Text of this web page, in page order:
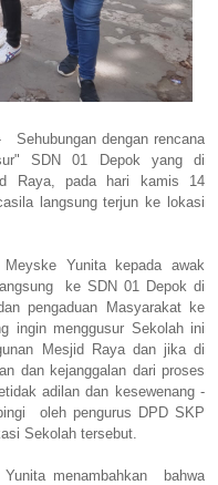
Sehubungan dengan rencana
SDN 01 Depok yang di
Raya, pada hari kamis 14
langsung terjun ke lokasi
Yunita kepada awak
ke SDN 01 Depok di
pengaduan Masyarakat ke
ingin menggusur Sekolah ini
Mesjid Raya dan jika di
dan kejanggalan dari proses
adilan dan kesewenang -
oleh pengurus DPD SKP
Sekolah tersebut.
menambahkan bahwa